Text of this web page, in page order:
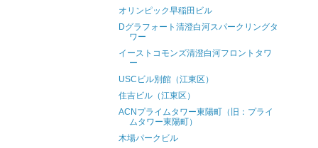
オリンピック早稲田ビル
Dグラフォート清澄白河スパークリングタ
ワー
イーストコモンズ清澄白河フロントタワ
ー
USCビル別館（江東区）
住吉ビル（江東区）
ACNプライムタワー東陽町（旧：プライ
ムタワー東陽町）
木場パークビル